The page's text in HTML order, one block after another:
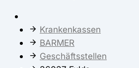
Krankenkassen
BARMER
Geschäftsstellen